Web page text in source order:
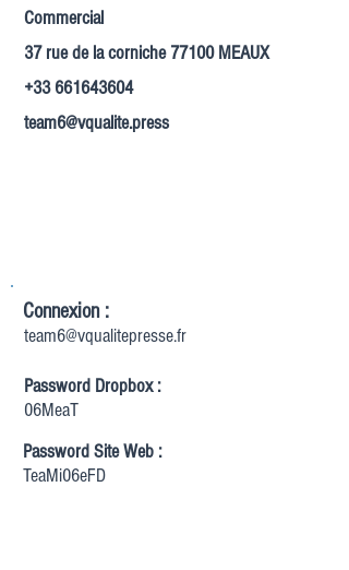
Commercial
37 rue de la corniche 77100 MEAUX
+33 661643604
team6@vqualite.press
Connexion :
team6@vqualitepresse.fr
Password Dropbox :
06MeaT
Password Site Web :
TeaMi06eFD